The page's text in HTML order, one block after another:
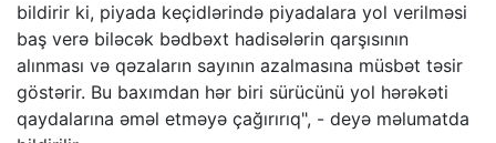
bildirir ki, piyada keçidlərində piyadalara yol verilməsi
baş verə biləcək bədbəxt hadisələrin qarşısının
alınması və qəzaların sayının azalmasına müsbət təsir
göstərir. Bu baxımdan hər biri sürücünü yol hərəkəti
qaydalarına əməl etməyə çağırırıq", - deyə məlumatda